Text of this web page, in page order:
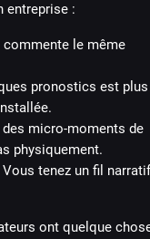
entreprise :
le même
pronostics est plus
micro-moments de
physiquement.
Vous tenez un fil narratif
ont quelque